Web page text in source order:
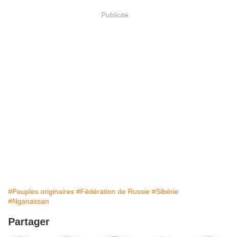
Publicité
#Peuples originaires #Fédération de Russie #Sibérie
#Nganassan
Partager